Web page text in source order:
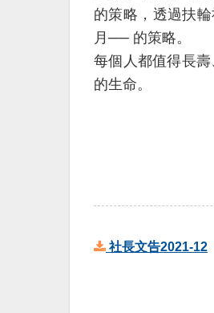
的策略，透過扶
月── 的策略。
每個人都值得長
的生命。
社長文告2021-12